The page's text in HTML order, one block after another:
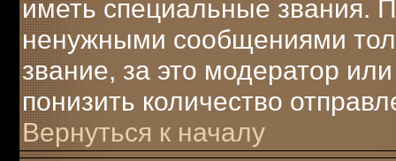
иметь специальные звания.
ненужными сообщениями
звание, за это модератор
понизить количество
Вернуться к началу